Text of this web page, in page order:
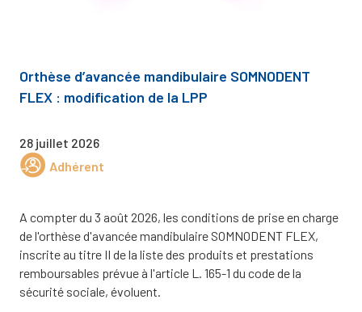
Orthèse d’avancée mandibulaire SOMNODENT
FLEX : modification de la LPP
28 juillet 2026
Adhérent
A compter du 3 août 2026, les conditions de prise en charge
de l'orthèse d'avancée mandibulaire SOMNODENT FLEX,
inscrite au titre II de la liste des produits et prestations
remboursables prévue à l'article L. 165-1 du code de la
sécurité sociale, évoluent.